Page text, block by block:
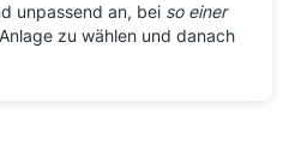
unpassend an, bei so einer
zu wählen und danach